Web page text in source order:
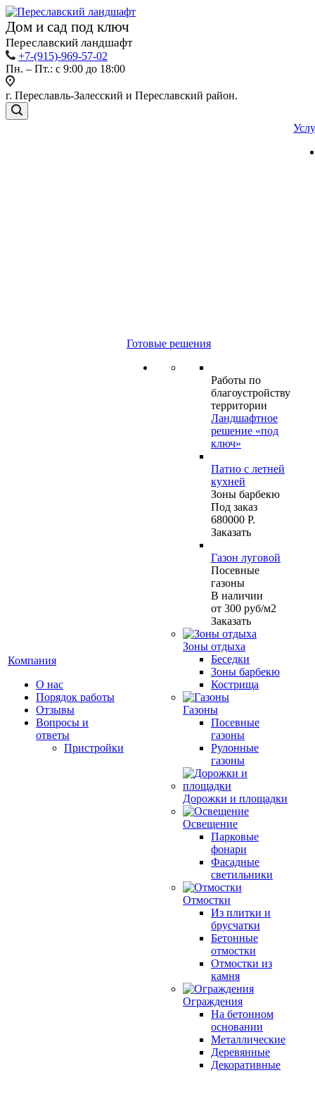
Дом и сад под ключ
Переславский ландшафт
+7-(915)-969-57-02
Пн. – Пт.: с 9:00 до 18:00
г. Переславль-Залесский и Переславский район.
Компания
О нас
Порядок работы
Отзывы
Вопросы и
ответы
Пристройки
Готовые решения
Работы по
благоустройству
территории
Ландшафтное
решение «под
ключ»
Патио с летней
кухней
Зоны барбекю
Под заказ
680000 Р.
Заказать
Газон луговой
Посевные
газоны
В наличии
от 300 руб/м2
Заказать
Зоны отдыха
Беседки
Зоны барбекю
Кострища
Газоны
Посевные
газоны
Рулонные
газоны
Дорожки и площадки
Освещение
Парковые
фонари
Фасадные
светильники
Отмостки
Из плитки и
брусчатки
Бетонные
отмостки
Отмостки из
камня
Ограждения
На бетонном
основании
Металлические
Деревянные
Декоративные